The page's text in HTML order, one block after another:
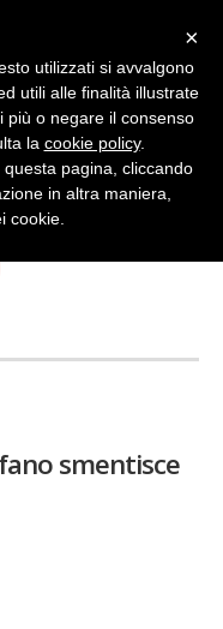
smentisce
×
utilizzati si avvalgono
utili alle finalità illustrate
più o negare il consenso
la cookie policy.
pagina, cliccando
in altra maniera,
cookie.